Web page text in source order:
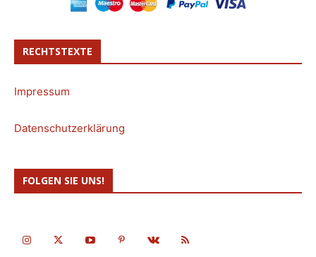
RECHTSTEXTE
Impressum
Datenschutzerklärung
FOLGEN SIE UNS!